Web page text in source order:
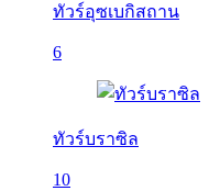
ทัวร์อุซเบกิสถาน
6
ทัวร์บราซิล
10